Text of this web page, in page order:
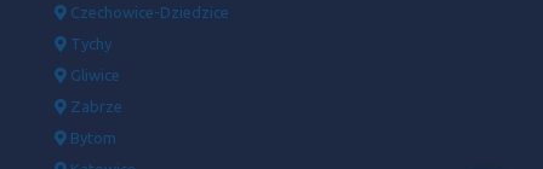
Czechowice-Dziedzice
Tychy
Gliwice
Zabrze
Bytom